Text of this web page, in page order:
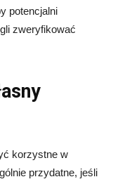
potencjalni
zweryfikować
korzystne w
przydatne, jeśli